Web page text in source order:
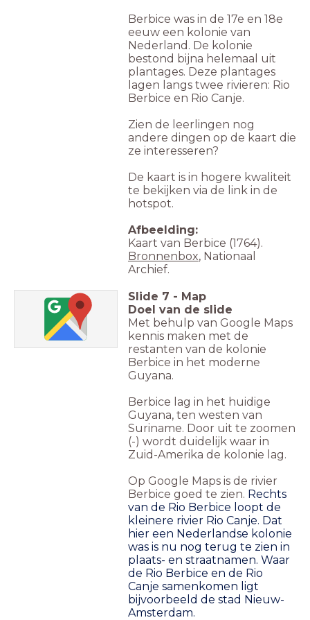
Berbice was in de 17e en 18e
eeuw een kolonie van
Nederland. De kolonie
bestond bijna helemaal uit
plantages. Deze plantages
lagen langs twee rivieren: Rio
Berbice en Rio Canje.
Zien de leerlingen nog
andere dingen op de kaart die
ze interesseren?
De kaart is in hogere kwaliteit
te bekijken via de link in de
hotspot.
Afbeelding:
Kaart van Berbice (1764).
Bronnenbox, Nationaal
Archief.
Slide 7 - Map
Doel van de slide
Met behulp van Google Maps
kennis maken met de
restanten van de kolonie
Berbice in het moderne
Guyana.
Berbice lag in het huidige
Guyana, ten westen van
Suriname. Door uit te zoomen
(-) wordt duidelijk waar in
Zuid-Amerika de kolonie lag.
Op Google Maps is de rivier
Berbice goed te zien. Rechts
van de Rio Berbice loopt de
kleinere rivier Rio Canje. Dat
hier een Nederlandse kolonie
was is nu nog terug te zien in
plaats- en straatnamen. Waar
de Rio Berbice en de Rio
Canje samenkomen ligt
bijvoorbeeld de stad Nieuw-
Amsterdam.